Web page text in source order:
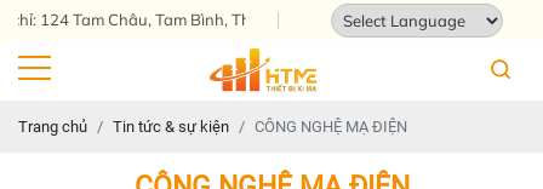
Tam Châu, Tam Bình, Thành phố Hồ Chí Minh
Trang chủ Tin tức & sự kiện CÔNG NGHỆ MẠ ĐIỆN